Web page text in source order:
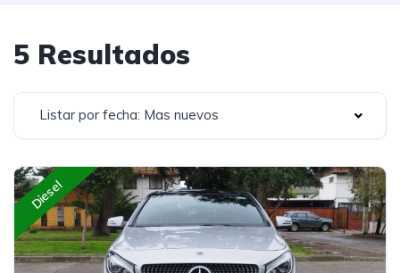
5 Resultados
Listar por fecha: Mas nuevos
Diesel